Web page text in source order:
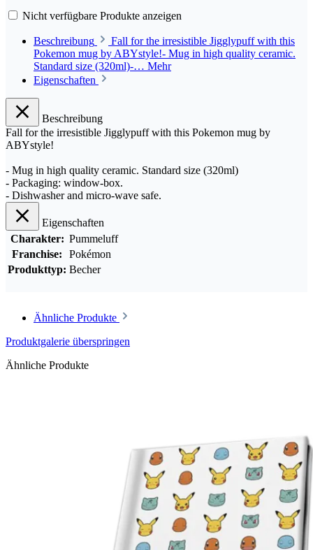
Nicht verfügbare Produkte anzeigen
Beschreibung
Fall for the irresistible Jigglypuff with this
Pokemon mug by ABYstyle!- Mug in high quality ceramic.
Standard size (320ml)-… Mehr
Eigenschaften
Beschreibung
Fall for the irresistible Jigglypuff with this Pokemon mug by
ABYstyle!
- Mug in high quality ceramic. Standard size (320ml)
- Packaging: window-box.
- Dishwasher and micro-wave safe.
Eigenschaften
Charakter: Pummeluff
Franchise:
Pokémon
Produkttyp: Becher
Ähnliche Produkte
Produktgalerie überspringen
Ähnliche Produkte